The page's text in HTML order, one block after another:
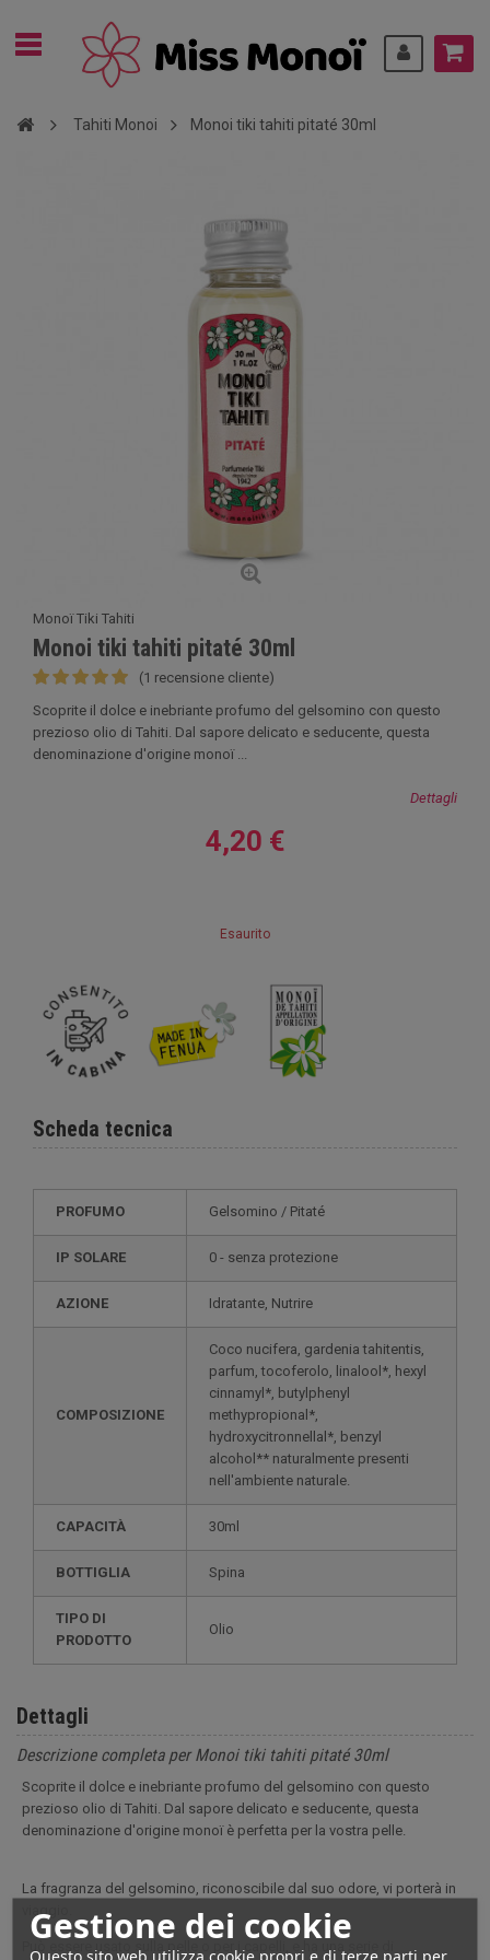
Gestione dei cookie
Questo sito web utilizza cookie propri e di terze parti per
Tahiti Monoi Monoi tiki tahiti pitaté 30ml
Monoï Tiki Tahiti
Monoi tiki tahiti pitaté 30ml
(1 recensione cliente)
Scoprite il dolce e inebriante profumo del gelsomino con questo
prezioso olio di Tahiti. Dal sapore delicato e seducente, questa
denominazione d'origine monoï ...
Dettagli
4,20 €
Esaurito
Scheda tecnica
PROFUMO Gelsomino / Pitaté
IP SOLARE 0 - senza protezione
AZIONE Idratante, Nutrire
COMPOSIZIONE
Coco nucifera, gardenia tahitentis,
parfum, tocoferolo, linalool*, hexyl
cinnamyl*, butylphenyl
methypropional*,
hydroxycitronnellal*, benzyl
alcohol** naturalmente presenti
nell'ambiente naturale.
CAPACITÀ 30ml
BOTTIGLIA Spina
TIPO DI
PRODOTTO
Olio
Dettagli
Descrizione completa per Monoi tiki tahiti pitaté 30ml
Scoprite il dolce e inebriante profumo del gelsomino con questo
prezioso olio di Tahiti. Dal sapore delicato e seducente, questa
denominazione d'origine monoï è perfetta per la vostra pelle.
La fragranza del gelsomino, riconoscibile dal suo odore, vi porterà in